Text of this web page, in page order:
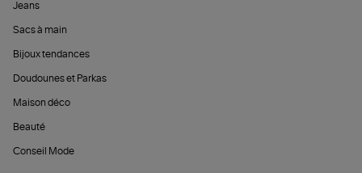
Jeans
Sacs à main
Bijoux tendances
Doudounes et Parkas
Maison déco
Beauté
Conseil Mode